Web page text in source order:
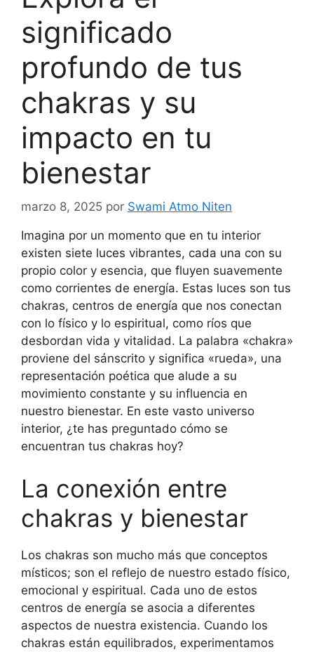
significado
profundo de tus
chakras y su
impacto en tu
bienestar
marzo 8, 2025 por Swami Atmo Niten
Imagina por un momento que en tu interior
existen siete luces vibrantes, cada una con su
propio color y esencia, que fluyen suavemente
como corrientes de energía. Estas luces son tus
chakras, centros de energía que nos conectan
con lo físico y lo espiritual, como ríos que
desbordan vida y vitalidad. La palabra «chakra»
proviene del sánscrito y significa «rueda», una
representación poética que alude a su
movimiento constante y su influencia en
nuestro bienestar. En este vasto universo
interior, ¿te has preguntado cómo se
encuentran tus chakras hoy?
La conexión entre
chakras y bienestar
Los chakras son mucho más que conceptos
místicos; son el reflejo de nuestro estado físico,
emocional y espiritual. Cada uno de estos
centros de energía se asocia a diferentes
aspectos de nuestra existencia. Cuando los
chakras están equilibrados, experimentamos